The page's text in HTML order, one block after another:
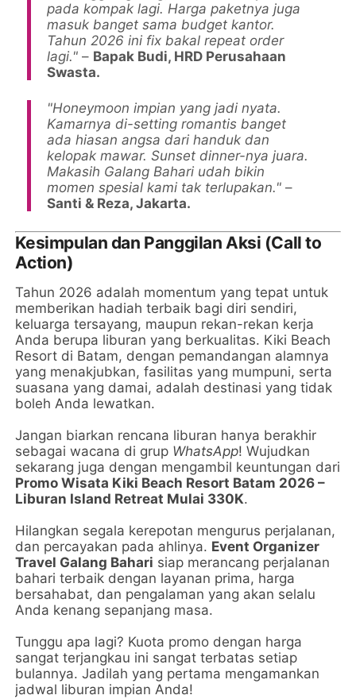
pada kompak lagi. Harga paketnya juga
masuk banget sama budget kantor.
Tahun 2026 ini fix bakal repeat order
lagi." – Bapak Budi, HRD Perusahaan
Swasta.
"Honeymoon impian yang jadi nyata.
Kamarnya di-setting romantis banget
ada hiasan angsa dari handuk dan
kelopak mawar. Sunset dinner-nya juara.
Makasih Galang Bahari udah bikin
momen spesial kami tak terlupakan." –
Santi & Reza, Jakarta.
Kesimpulan dan Panggilan Aksi (Call to
Action)
Tahun 2026 adalah momentum yang tepat untuk
memberikan hadiah terbaik bagi diri sendiri,
keluarga tersayang, maupun rekan-rekan kerja
Anda berupa liburan yang berkualitas. Kiki Beach
Resort di Batam, dengan pemandangan alamnya
yang menakjubkan, fasilitas yang mumpuni, serta
suasana yang damai, adalah destinasi yang tidak
boleh Anda lewatkan.
Jangan biarkan rencana liburan hanya berakhir
sebagai wacana di grup WhatsApp! Wujudkan
sekarang juga dengan mengambil keuntungan dari
Promo Wisata Kiki Beach Resort Batam 2026 –
Liburan Island Retreat Mulai 330K.
Hilangkan segala kerepotan mengurus perjalanan,
dan percayakan pada ahlinya. Event Organizer
Travel Galang Bahari siap merancang perjalanan
bahari terbaik dengan layanan prima, harga
bersahabat, dan pengalaman yang akan selalu
Anda kenang sepanjang masa.
Tunggu apa lagi? Kuota promo dengan harga
sangat terjangkau ini sangat terbatas setiap
bulannya. Jadilah yang pertama mengamankan
jadwal liburan impian Anda!